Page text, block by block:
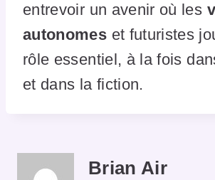
entrevoir un avenir où les
autonomes et futuristes
rôle essentiel, à la fois
et dans la fiction.
Brian Air